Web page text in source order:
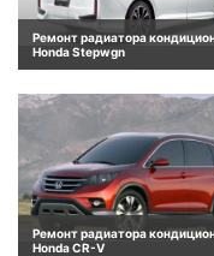
Ремонт радиатора
Honda Stepwgn
Ремонт радиатора
Honda CR-V